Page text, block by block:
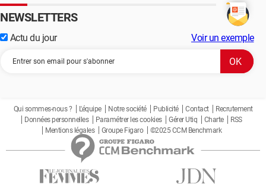
NEWSLETTERS
Actu du jour Voir un exemple
Qui sommes-nous ? L'équipe Notre société Publicité Contact
Recrutement
Données personnelles
Paramétrer les cookies Gérer Utiq Charte
RSS
Mentions légales
Groupe Figaro ©2025 CCM Benchmark